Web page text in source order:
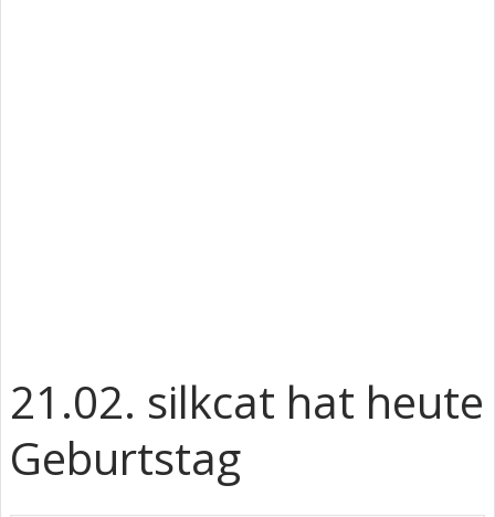
21.02. silkcat hat heute
Geburtstag